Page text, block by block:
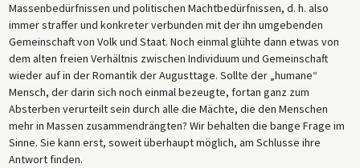
Massenbedürfnissen und politischen Machtbedürfnissen, d. h. also
immer straffer und konkreter verbunden mit der ihn umgebenden
Gemeinschaft von Volk und Staat. Noch einmal glühte dann etwas von
dem alten freien Verhältnis zwischen Individuum und Gemeinschaft
wieder auf in der Romantik der Augusttage. Sollte der „humane“
Mensch, der darin sich noch einmal bezeugte, fortan ganz zum
Absterben verurteilt sein durch alle die Mächte, die den Menschen
mehr in Massen zusammendrängten? Wir behalten die bange Frage im
Sinne. Sie kann erst, soweit überhaupt möglich, am Schlusse ihre
Antwort finden.